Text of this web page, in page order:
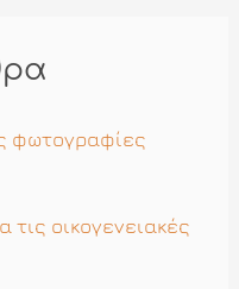
φωτογραφίες
τις οικογενειακές